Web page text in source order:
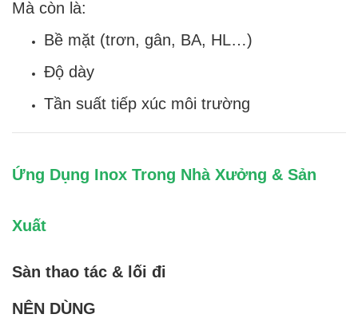
Mà còn là:
Bề mặt (trơn, gân, BA, HL…)
Độ dày
Tần suất tiếp xúc môi trường
Ứng Dụng Inox Trong Nhà Xưởng & Sản
Xuất
Sàn thao tác & lối đi
NÊN DÙNG